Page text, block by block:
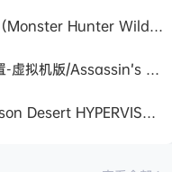
怪物猎人：荒野-虚拟机版（Monster Hunter Wilds HYPERVISOR）免安装中文版
《刺客信条：黑旗 记忆重置-虚拟机版/Assassin’s Creed Black Flag Resynced HYPERVISOR》免安装中文版
红色沙漠-虚拟机版（Crimson Desert HYPERVISOR）免安装中文版